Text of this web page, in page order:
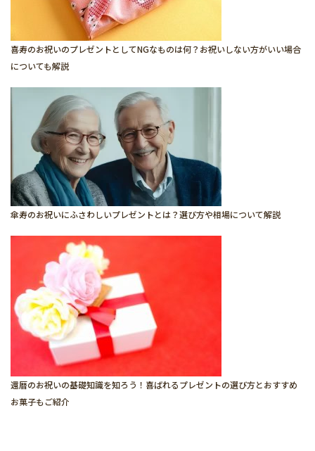
喜寿のお祝いのプレゼントとしてNGなものは何？お祝いしない方がいい場合
についても解説
傘寿のお祝いにふさわしいプレゼントとは？選び方や相場について解説
還暦のお祝いの基礎知識を知ろう！喜ばれるプレゼントの選び方とおすすめ
お菓子もご紹介